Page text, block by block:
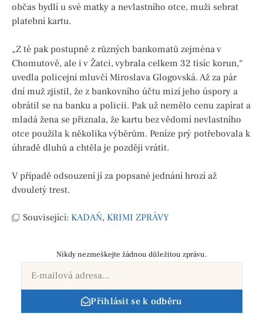
občas bydlí u své matky a nevlastního otce, muži sebrat
platební kartu.
„Z té pak postupně z různých bankomatů zejména v
Chomutově, ale i v Žatci, vybrala celkem 32 tisíc korun,“
uvedla policejní mluvčí Miroslava Glogovská. Až za pár
dní muž zjistil, že z bankovního účtu mizí jeho úspory a
obrátil se na banku a policii. Pak už nemělo cenu zapírat a
mladá žena se přiznala, že kartu bez vědomí nevlastního
otce použila k několika výběrům. Peníze prý potřebovala k
úhradě dluhů a chtěla je později vrátit.
V případě odsouzení jí za popsané jednání hrozí až
dvouletý trest.
Související: KADAŃ, KRIMI ZPRÁVY
Nikdy nezmeškejte žádnou důležitou zprávu.
Přihlásit se k odběru